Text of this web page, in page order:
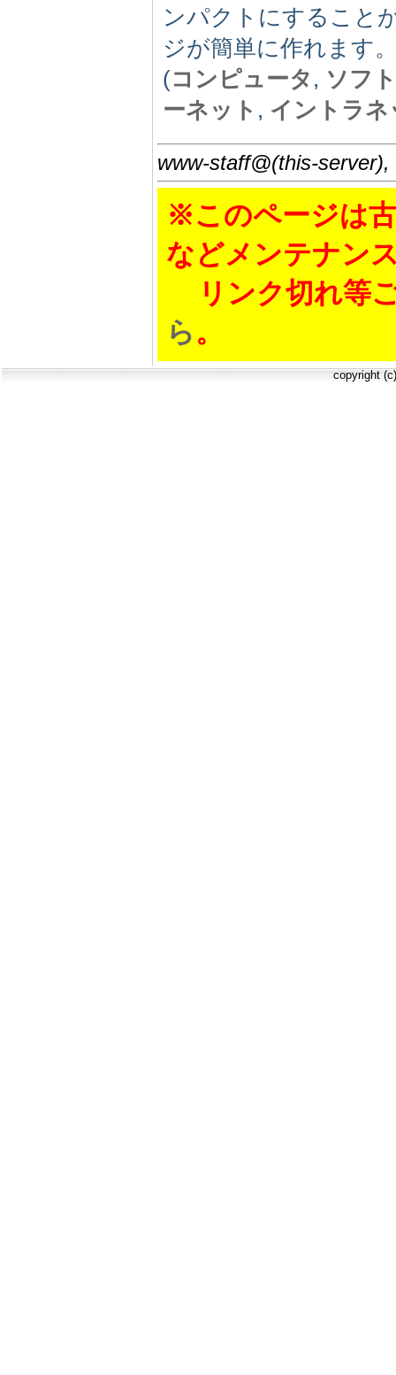
ンパクトにすること
ジが簡単に作れます
(コンピュータ , ソフ
ーネット , イントラネ
www-staff@(this-
※このページは
などメンテナン
リンク切れ等
ら。
copyright